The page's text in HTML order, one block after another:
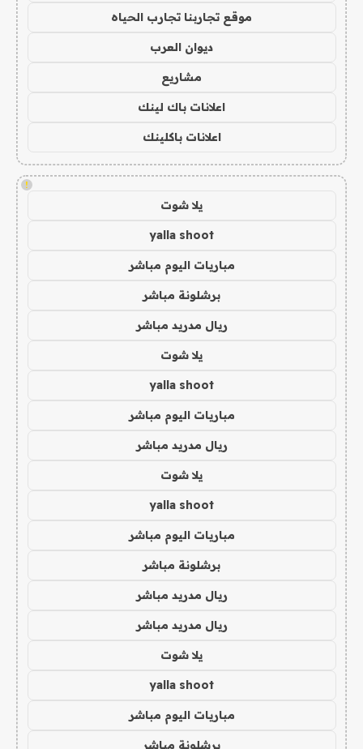
موقع تجاربنا تجارب الحياه
ديوان العرب
مشاريع
اعلانات باك لينك
اعلانات باكلينك
!
يلا شوت
yalla shoot
مباريات اليوم مباشر
برشلونة مباشر
ريال مدريد مباشر
يلا شوت
yalla shoot
مباريات اليوم مباشر
ريال مدريد مباشر
يلا شوت
yalla shoot
مباريات اليوم مباشر
برشلونة مباشر
ريال مدريد مباشر
ريال مدريد مباشر
يلا شوت
yalla shoot
مباريات اليوم مباشر
برشلونة مباشر